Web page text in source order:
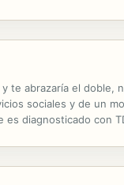
te abrazaría el doble,
sociales y de un
diagnosticado con